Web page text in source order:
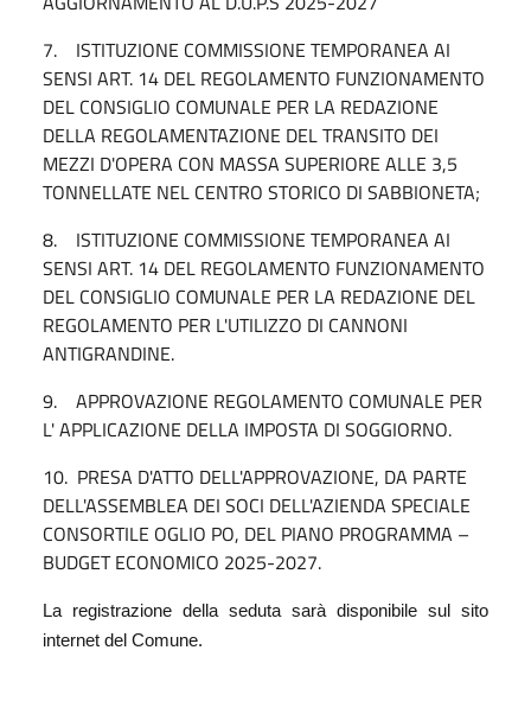
7. ISTITUZIONE COMMISSIONE TEMPORANEA AI
SENSI ART. 14 DEL REGOLAMENTO FUNZIONAMENTO
DEL CONSIGLIO COMUNALE PER LA REDAZIONE
DELLA REGOLAMENTAZIONE DEL TRANSITO DEI
MEZZI D'OPERA CON MASSA SUPERIORE ALLE 3,5
TONNELLATE NEL CENTRO STORICO DI SABBIONETA;
8. ISTITUZIONE COMMISSIONE TEMPORANEA AI
SENSI ART. 14 DEL REGOLAMENTO FUNZIONAMENTO
DEL CONSIGLIO COMUNALE PER LA REDAZIONE DEL
REGOLAMENTO PER L'UTILIZZO DI CANNONI
ANTIGRANDINE.
9. APPROVAZIONE REGOLAMENTO COMUNALE PER
L' APPLICAZIONE DELLA IMPOSTA DI SOGGIORNO.
10. PRESA D'ATTO DELL'APPROVAZIONE, DA PARTE
DELL'ASSEMBLEA DEI SOCI DELL'AZIENDA SPECIALE
CONSORTILE OGLIO PO, DEL PIANO PROGRAMMA –
BUDGET ECONOMICO 2025-2027.
La registrazione della seduta sarà disponibile sul sito
internet del Comune.